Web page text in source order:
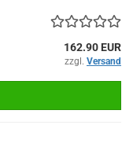
162.90 EUR
zzgl. Versand